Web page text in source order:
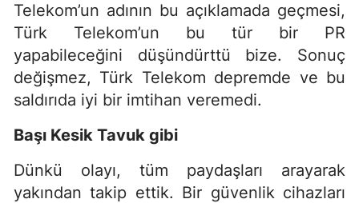
Telekom’un adının bu açıklamada geçmesi,
Türk Telekom’un bu tür bir PR
yapabileceğini düşündürttü bize. Sonuç
değişmez, Türk Telekom depremde ve bu
saldırıda iyi bir imtihan veremedi.
Başı Kesik Tavuk gibi
Dünkü olayı, tüm paydaşları arayarak
yakından takip ettik. Bir güvenlik cihazları